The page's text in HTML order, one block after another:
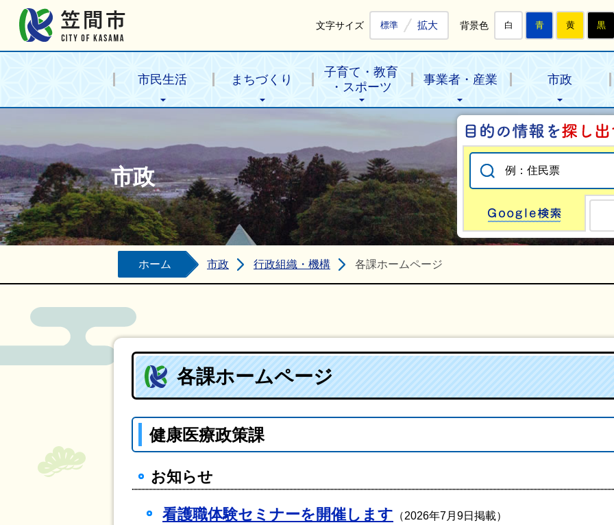
文字サイズ 標準 拡大 背景色 白 青 黄 黒
市民生活 まちづくり
子育て・教育
・スポーツ
事業者・産業 市政
市政
ホーム 市政 行政組織・機構 各課ホームページ
各課ホームページ
健康医療政策課
お知らせ
看護職体験セミナーを開催します （2026年7月9日掲載）